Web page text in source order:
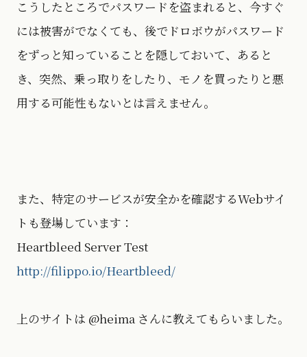
こうしたところでパスワードを盗まれると、今すぐ
には被害がでなくても、後でドロボウがパスワード
をずっと知っていることを隠しておいて、あると
き、突然、乗っ取りをしたり、モノを買ったりと悪
用する可能性もないとは言えません。
また、特定のサービスが安全かを確認するWebサイ
トも登場しています：
Heartbleed Server Test
http://filippo.io/Heartbleed/
上のサイトは @heima さんに教えてもらいました。